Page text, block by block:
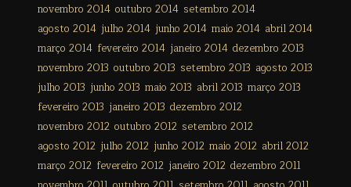
novembro 2014 outubro 2014 setembro 2014
agosto 2014 julho 2014 junho 2014 maio 2014 abril 2014
março 2014 fevereiro 2014 janeiro 2014 dezembro 2013
novembro 2013 outubro 2013 setembro 2013 agosto 2013
julho 2013 junho 2013 maio 2013 abril 2013 março 2013
fevereiro 2013 janeiro 2013 dezembro 2012
novembro 2012 outubro 2012 setembro 2012
agosto 2012 julho 2012 junho 2012 maio 2012 abril 2012
março 2012 fevereiro 2012 janeiro 2012 dezembro 2011